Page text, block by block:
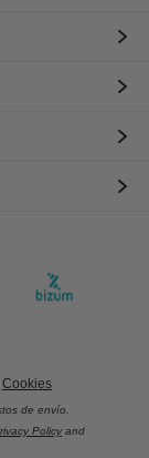
Cookies
de envío.
Policy and